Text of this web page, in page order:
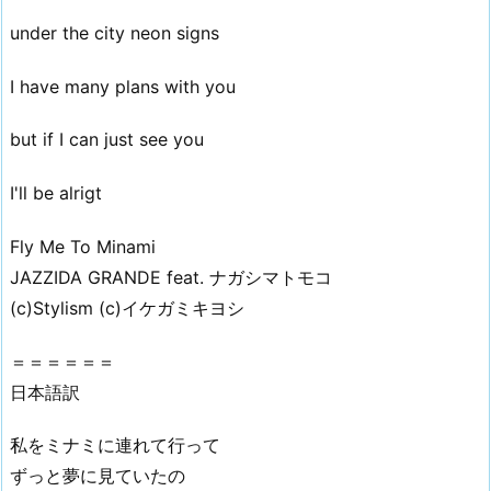
under the city neon signs
I have many plans with you
but if I can just see you
I'll be alrigt
Fly Me To Minami
JAZZIDA GRANDE feat. ナガシマトモコ
(c)Stylism (c)イケガミキヨシ
＝＝＝＝＝＝
日本語訳
私をミナミに連れて行って
ずっと夢に見ていたの